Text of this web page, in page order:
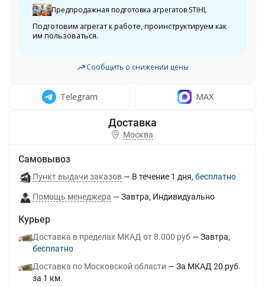
Предпродажная подготовка агрегатов STIHL
Подготовим агрегат к работе, проинструктируем как
им пользоваться.
Сообщить о снижении цены
Telegram MAX
Москва
Самовывоз
Пункт выдачи заказов В течение 1 дня Бесплатно
Помощь менеджера Завтра Индивидуально
Курьер
Доставка в пределах МКАД от 8.000 руб
Завтра
Бесплатно
Доставка по Московской области
За МКАД 20 руб.
за 1 км.